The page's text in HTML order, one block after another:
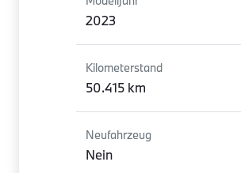
2023
Kilometerstand
50.415 km
Neufahrzeug
Nein